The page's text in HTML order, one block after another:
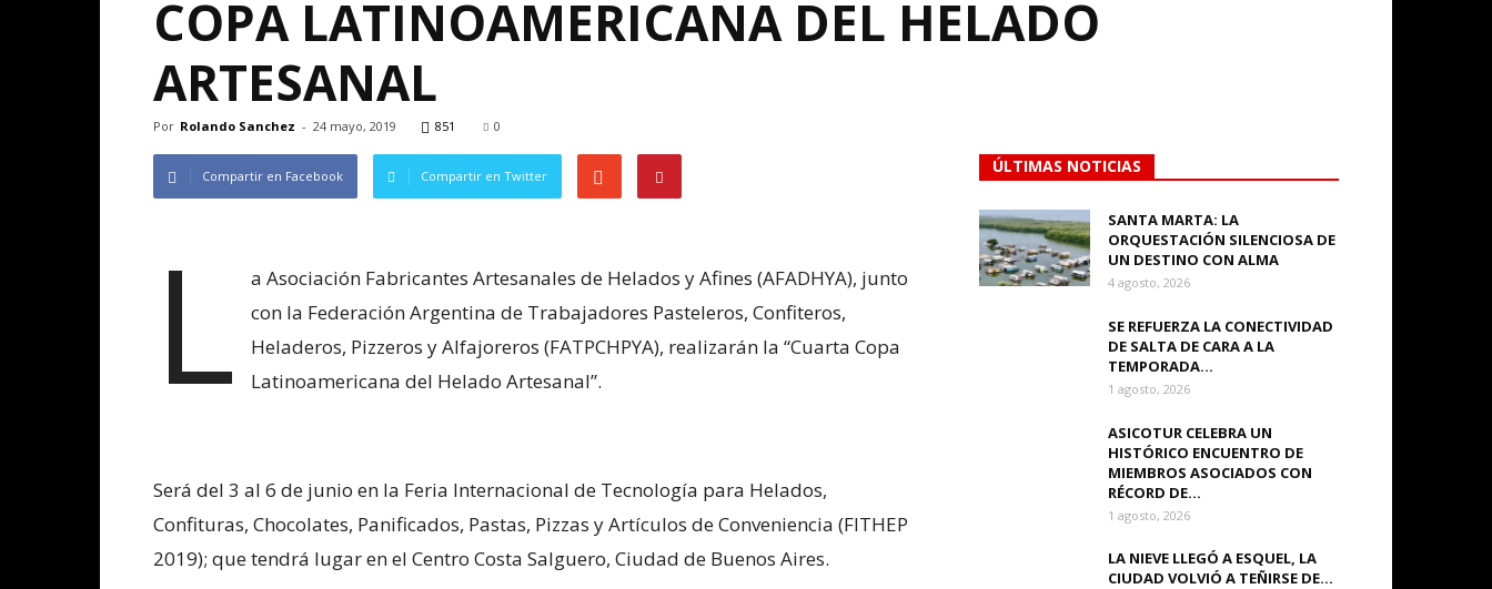
COPA LATINOAMERICANA DEL HELADO
ARTESANAL
Por Rolando Sanchez - 24 mayo, 2019 851 0
Compartir en Facebook Compartir en Twitter
L
a Asociación Fabricantes Artesanales de Helados y Afines (AFADHYA), junto
con la Federación Argentina de Trabajadores Pasteleros, Confiteros,
Heladeros, Pizzeros y Alfajoreros (FATPCHPYA), realizarán la “Cuarta Copa
Latinoamericana del Helado Artesanal”.
Será del 3 al 6 de junio en la Feria Internacional de Tecnología para Helados,
Confituras, Chocolates, Panificados, Pastas, Pizzas y Artículos de Conveniencia (FITHEP
2019); que tendrá lugar en el Centro Costa Salguero, Ciudad de Buenos Aires.
ÚLTIMAS NOTICIAS
SANTA MARTA: LA
ORQUESTACIÓN SILENCIOSA DE
UN DESTINO CON ALMA
4 agosto, 2026
SE REFUERZA LA CONECTIVIDAD
DE SALTA DE CARA A LA
TEMPORADA...
1 agosto, 2026
ASICOTUR CELEBRA UN
HISTÓRICO ENCUENTRO DE
MIEMBROS ASOCIADOS CON
RÉCORD DE...
1 agosto, 2026
LA NIEVE LLEGÓ A ESQUEL, LA
CIUDAD VOLVIÓ A TEÑIRSE DE...